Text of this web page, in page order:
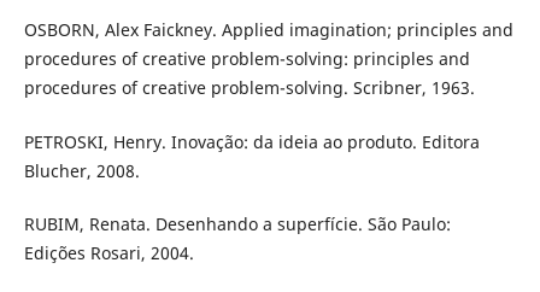
OSBORN, Alex Faickney. Applied imagination; principles and
procedures of creative problem-solving: principles and
procedures of creative problem-solving. Scribner, 1963.
PETROSKI, Henry. Inovação: da ideia ao produto. Editora
Blucher, 2008.
RUBIM, Renata. Desenhando a superfície. São Paulo:
Edições Rosari, 2004.